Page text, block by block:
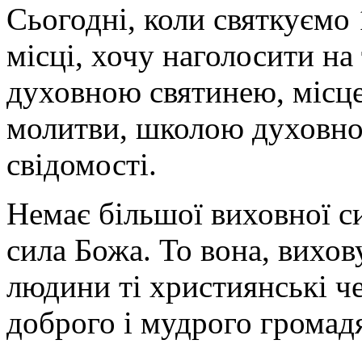
Сьогодні, коли
місці, хочу наголосити
духовною святинею,
молитви, школою
свідомості.
Немає більшої виховної
сила Божа. То вона,
людини ті християнські
доброго і мудрого
до
Марії,
безпосередньо
Ісуса:
«Скажи
щоб
допомогла».
не
засуджуючи
сестер,
відповідає:
«Марто,
Марто!
Ти